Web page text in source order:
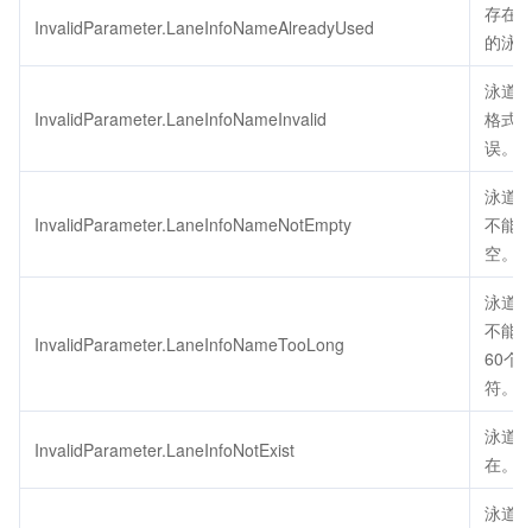
InvalidParameter.LaneInfoNameAlreadyUsed
存在
的泳
InvalidParameter.LaneInfoNameInvalid
泳道
格式
误。
InvalidParameter.LaneInfoNameNotEmpty
泳道
不能
空。
InvalidParameter.LaneInfoNameTooLong
泳道
不能
60个
符。
InvalidParameter.LaneInfoNotExist
泳道
在。
泳道